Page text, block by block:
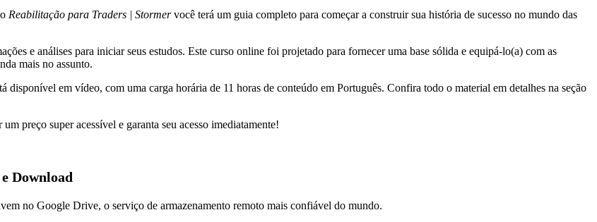
Reabilitação para Traders | Stormervocê terá um guia completo para começar a construir sua história de sucesso no mundo das
e análises para iniciar seus estudos. Este curso online foi projetado para fornecer uma base sólida e equipá-lo(a) com as
mais no assunto.
disponível em vídeo, com uma carga horária de 11 horas de conteúdo em Português. Confira todo o material em detalhes na seção
preço super acessível e garanta seu acesso imediatamente!
Download
no Google Drive, o serviço de armazenamento remoto mais confiável do mundo.